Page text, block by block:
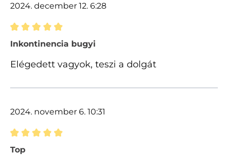
2024. december 12. 6:28
Értékelés 5 of 5 csillagok besorolásával
Inkontinencia bugyi
Elégedett vagyok, teszi a dolgát
2024. november 6. 10:31
Értékelés 5 of 5 csillagok besorolásával
Top